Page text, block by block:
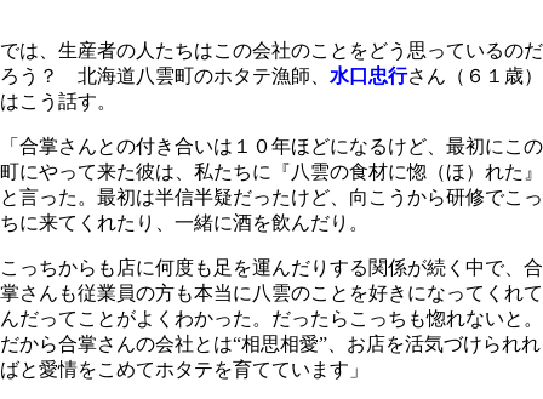
では、生産者の人たちはこの会社のことをどう思っているのだ
ろう？ 北海道八雲町のホタテ漁師、 水口忠行さん（６１歳）
はこう話す。
「合掌さんとの付き合いは１０年ほどになるけど、最初にこの
町にやって来た彼は、私たちに『八雲の食材に惚（ほ）れた』
と言った。最初は半信半疑だったけど、向こうから研修でこっ
ちに来てくれたり、一緒に酒を飲んだり。
こっちからも店に何度も足を運んだりする関係が続く中で、合
掌さんも従業員の方も本当に八雲のことを好きになってくれて
んだってことがよくわかった。だったらこっちも惚れないと。
だから合掌さんの会社とは“相思相愛”、お店を活気づけられれ
ばと愛情をこめてホタテを育てています」